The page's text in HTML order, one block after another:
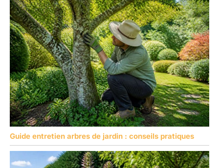
Guide entretien arbres de jardin : conseils pratiques